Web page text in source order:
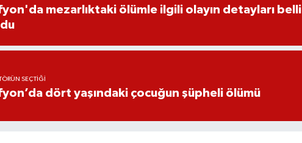
mezarlıktaki ölümle ilgili olayın detayları belli
SEÇTIĞI
dört yaşındaki çocuğun şüpheli ölümü